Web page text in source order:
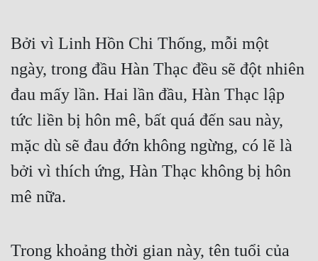
Bởi vì Linh Hồn Chi Thống, mỗi một
ngày, trong đầu Hàn Thạc đều sẽ đột nhiên
đau mấy lần. Hai lần đầu, Hàn Thạc lập
tức liền bị hôn mê, bất quá đến sau này,
mặc dù sẽ đau đớn không ngừng, có lẽ là
bởi vì thích ứng, Hàn Thạc không bị hôn
mê nữa.
Trong khoảng thời gian này, tên tuổi của